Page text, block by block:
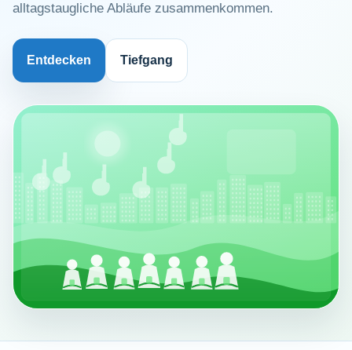
alltagstaugliche Abläufe zusammenkommen.
Entdecken Tiefgang